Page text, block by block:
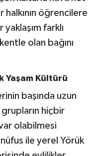
öğrencilere
farklı
olan bağını
Yaşam Kültürü
başında uzun
grupların hiçbir
olabilmesi
ile yerel Yörük